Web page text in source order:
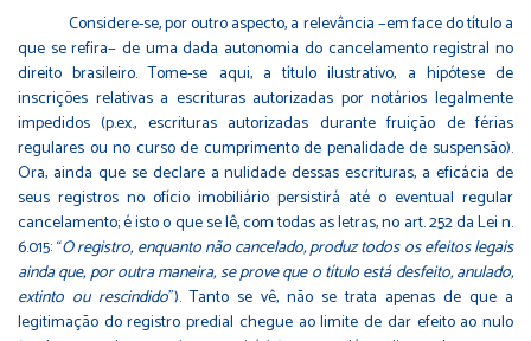
Considere-se, por outro aspecto, a relevância −em face do título a
que se refira− de uma dada autonomia do cancelamento registral no
direito brasileiro. Tome-se aqui, a título ilustrativo, a hipótese de
inscrições relativas a escrituras autorizadas por notários legalmente
impedidos (p.ex., escrituras autorizadas durante fruição de férias
regulares ou no curso de cumprimento de penalidade de suspensão).
Ora, ainda que se declare a nulidade dessas escrituras, a eficácia de
seus registros no ofício imobiliário persistirá até o eventual regular
cancelamento; é isto o que se lê, com todas as letras, no art. 252 da Lei n.
6.015: “O registro, enquanto não cancelado, produz todos os efeitos legais
ainda que, por outra maneira, se prove que o título está desfeito, anulado,
extinto ou rescindido”). Tanto se vê, não se trata apenas de que a
legitimação do registro predial chegue ao limite de dar efeito ao nulo